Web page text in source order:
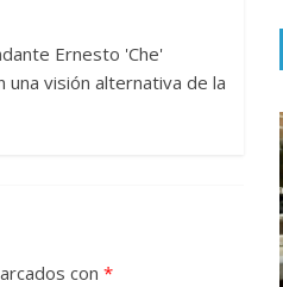
Ernesto 'Che'
una visión alternativa de la
con *
macizo de Cronenberg